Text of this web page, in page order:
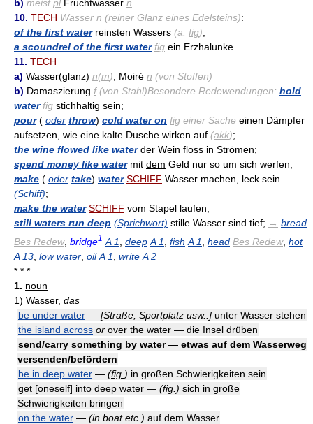
b) meist pl Fruchtwasser n
10. TECH Wasser n (reiner Glanz eines Edelsteins):
of the first waterreinsten Wassers (a. fig);
a scoundrel of the first water fig ein Erzhalunke
11. TECH
a) Wasser(glanz) n(m) , Moiré n (von Stoffen)
b) Damaszierung f(von Stahl)Besondere Redewendungen: hold
water fig stichhaltig sein;
pour( oder throw) cold water on fig einer Sache einen Dämpfer
aufsetzen, wie eine kalte Dusche wirken auf (akk);
the wine flowed like waterder Wein floss in Strömen;
spend money like watermit dem Geld nur so um sich werfen;
make ( oder take) water SCHIFF Wasser machen, leck sein
(Schiff);
make the water SCHIFF vom Stapel laufen;
still waters run deep (Sprichwort) stille Wasser sind tief; → bread
Bes Redew, bridge1 A 1 deep A 1 fish A 1 head Bes Redew, hot
A 13 low water oil A 1 write A 2
* * *
1. noun
1) Wasser, das
be under water — [Straße, Sportplatz usw.:] unter Wasser stehen
the island across or over the water — die Insel drüben
send/carry something by water — etwas auf dem Wasserweg
versenden/befördern
be in deep water — (fig. ) in großen Schwierigkeiten sein
get [oneself] into deep water — (fig. ) sich in große
Schwierigkeiten bringen
on the water — (in boat etc.) auf dem Wasser